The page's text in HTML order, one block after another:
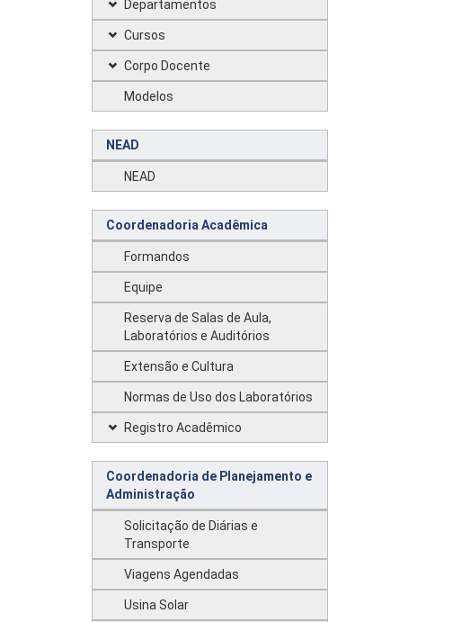
Departamentos
Cursos
Corpo Docente
Modelos
NEAD
NEAD
Coordenadoria Acadêmica
Formandos
Equipe
Reserva de Salas de Aula,
Laboratórios e Auditórios
Extensão e Cultura
Normas de Uso dos Laboratórios
Registro Acadêmico
Coordenadoria de Planejamento e
Administração
Solicitação de Diárias e
Transporte
Viagens Agendadas
Usina Solar